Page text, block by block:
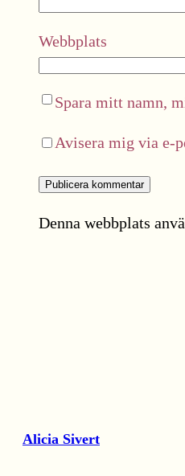
Webbplats
Spara mitt namn,
Avisera mig via e-
Denna webbplats
Alicia Sivert